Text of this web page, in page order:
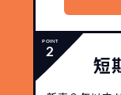
短
どこより
NORIDOKIな
NORIDOKIな